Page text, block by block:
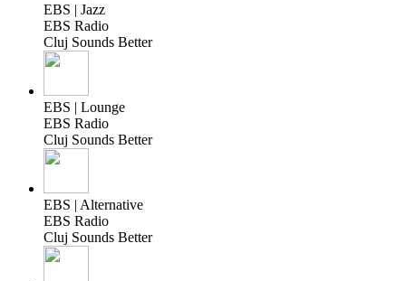
EBS | Jazz
EBS Radio
Cluj Sounds Better
EBS | Lounge
EBS Radio
Cluj Sounds Better
EBS | Alternative
EBS Radio
Cluj Sounds Better